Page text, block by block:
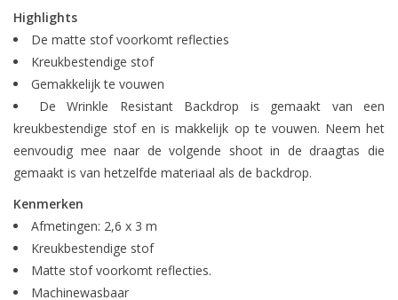
Highlights
De matte stof voorkomt reflecties
Kreukbestendige stof
Gemakkelijk te vouwen
De Wrinkle Resistant Backdrop is gemaakt van een
kreukbestendige stof en is makkelijk op te vouwen. Neem het
eenvoudig mee naar de volgende shoot in de draagtas die
gemaakt is van hetzelfde materiaal als de backdrop.
Kenmerken
Afmetingen: 2,6 x 3 m
Kreukbestendige stof
Matte stof voorkomt reflecties.
Machinewasbaar